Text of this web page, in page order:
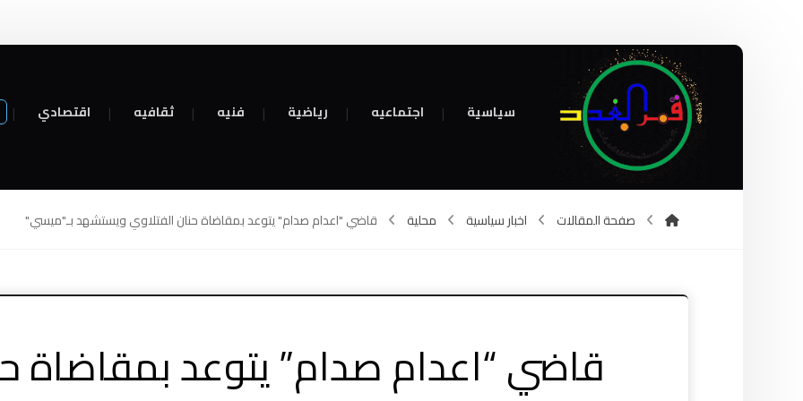
سياسية اجتماعيه رياضية فنيه ثقافيه اقتصادي
صفحة المقالات اخبار سياسية محلية قاضي "اعدام صدام" يتوعد بمقاضاة حنان الفتلاوي ويستشهد بـ"ميسي"
قاضي “اعدام صدام” يتوعد بمقاضاة